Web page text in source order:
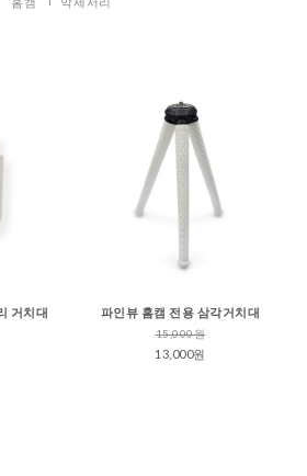
거치대
파인뷰 홈캠 전용 삼각거치대
15,000원
13,000원